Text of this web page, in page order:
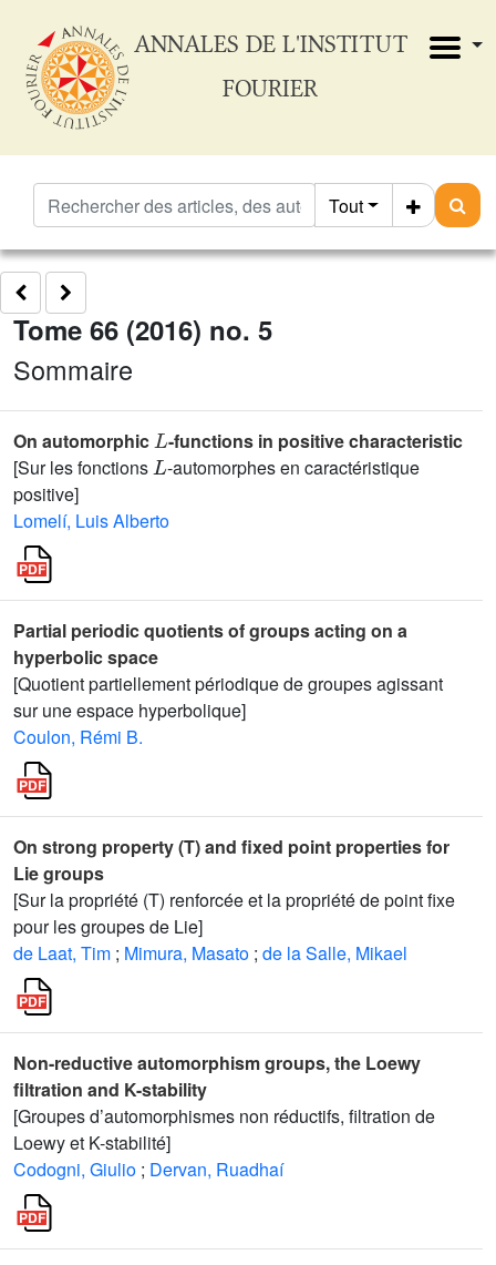
ANNALES DE L'INSTITUT
FOURIER
Tout
Tome 66 (2016) no. 5
Sommaire
On automorphic
-functions in positive characteristic
[Sur les fonctions
L
-automorphes en caractéristique
positive]
Lomelí, Luis Alberto
Partial periodic quotients of groups acting on a
hyperbolic space
[Quotient partiellement périodique de groupes agissant
sur une espace hyperbolique]
Coulon, Rémi B.
On strong property (T) and fixed point properties for
Lie groups
[Sur la propriété (T) renforcée et la propriété de point fixe
pour les groupes de Lie]
de Laat, Tim ; Mimura, Masato ; de la Salle, Mikael
Non-reductive automorphism groups, the Loewy
filtration and K-stability
[Groupes d’automorphismes non réductifs, filtration de
Loewy et K-stabilité]
Codogni, Giulio ; Dervan, Ruadhaí